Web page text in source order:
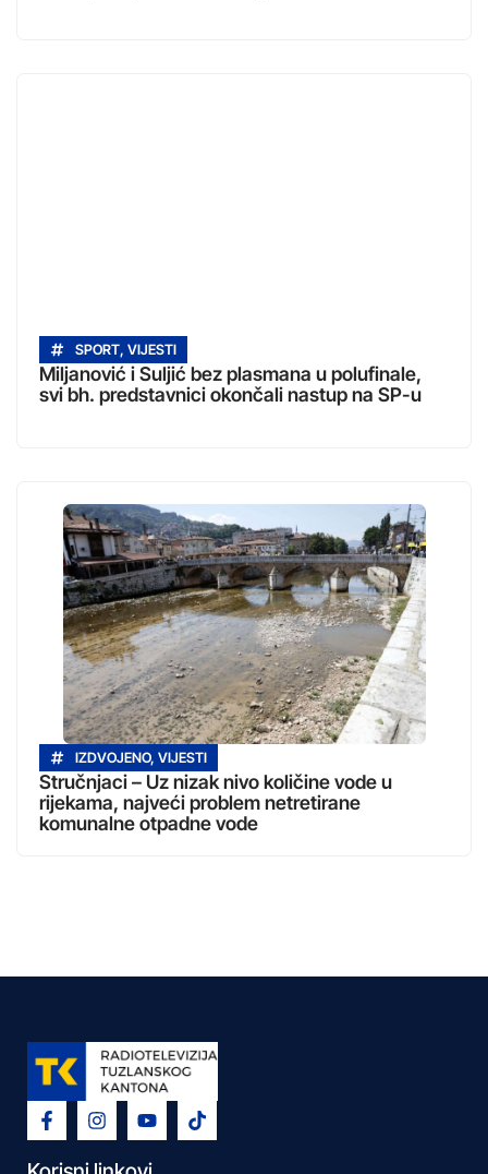
SPORT, VIJESTI
Miljanović i Suljić bez plasmana u polufinale,
svi bh. predstavnici okončali nastup na SP-u
IZDVOJENO, VIJESTI
Stručnjaci – Uz nizak nivo količine vode u
rijekama, najveći problem netretirane
komunalne otpadne vode